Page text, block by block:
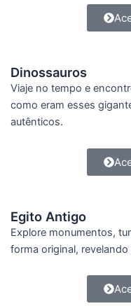
Dinossauros
Viaje no tempo e
como eram esses
autênticos.
Egito Antigo
Explore monumentos,
forma original,